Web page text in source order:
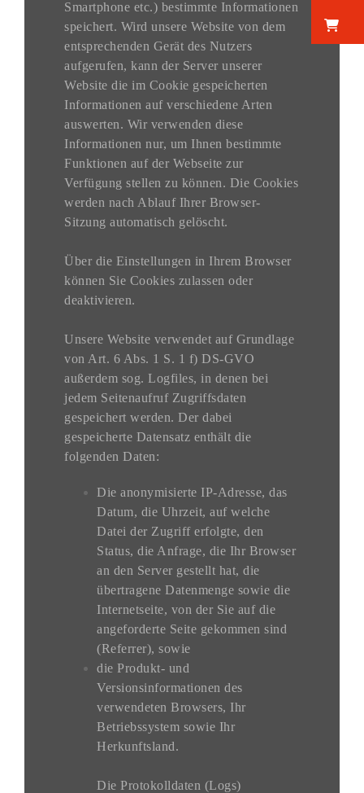
Smartphone etc.) bestimmte Informationen
speichert. Wird unsere Website von dem
entsprechenden Gerät des Nutzers
aufgerufen, kann der Server unserer
Website die im Cookie gespeicherten
Informationen auf verschiedene Arten
auswerten. Wir verwenden diese
Informationen nur, um Ihnen bestimmte
Funktionen auf der Webseite zur
Verfügung stellen zu können. Die Cookies
werden nach Ablauf Ihrer Browser-
Sitzung automatisch gelöscht.
Über die Einstellungen in Ihrem Browser
können Sie Cookies zulassen oder
deaktivieren.
Unsere Website verwendet auf Grundlage
von Art. 6 Abs. 1 S. 1 f) DS-GVO
außerdem sog. Logfiles, in denen bei
jedem Seitenaufruf Zugriffsdaten
gespeichert werden. Der dabei
gespeicherte Datensatz enthält die
folgenden Daten:
Die anonymisierte IP-Adresse, das
Datum, die Uhrzeit, auf welche
Datei der Zugriff erfolgte, den
Status, die Anfrage, die Ihr Browser
an den Server gestellt hat, die
übertragene Datenmenge sowie die
Internetseite, von der Sie auf die
angeforderte Seite gekommen sind
(Referrer), sowie
die Produkt- und
Versionsinformationen des
verwendeten Browsers, Ihr
Betriebssystem sowie Ihr
Herkunftsland.
Die Protokolldaten (Logs)